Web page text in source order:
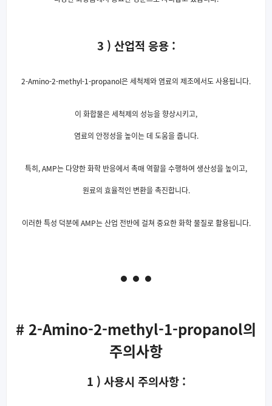
3 ) 산업적 응용 :
2-Amino-2-methyl-1-propanol은 세척제와 염료의 제조에서도 사용됩니다.
이 화합물은 세척제의 성능을 향상시키고,
염료의 안정성을 높이는 데 도움을 줍니다.
특히, AMP는 다양한 화학 반응에서 촉매 역할을 수행하여 생산성을 높이고,
원료의 효율적인 변환을 촉진합니다.
이러한 특성 덕분에 AMP는 산업 전반에 걸쳐 중요한 화학 물질로 활용됩니다.
# 2-Amino-2-methyl-1-propanol의
주의사항
1 ) 사용시 주의사항 :